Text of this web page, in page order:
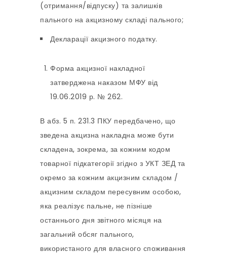
(отримання/відпуску) та залишків
пального на акцизному складі пального;
Декларації акцизного податку.
Форма акцизної накладної
затверджена наказом МФУ від
19.06.2019 р. № 262.
В абз. 5 п. 231.3 ПКУ передбачено, що
зведена акцизна накладна може бути
складена, зокрема, за кожним кодом
товарної підкатегорії згідно з УКТ ЗЕД та
окремо за кожним акцизним складом /
акцизним складом пересувним особою,
яка реалізує пальне, не пізніше
останнього дня звітного місяця на
загальний обсяг пального,
використаного для власного споживання